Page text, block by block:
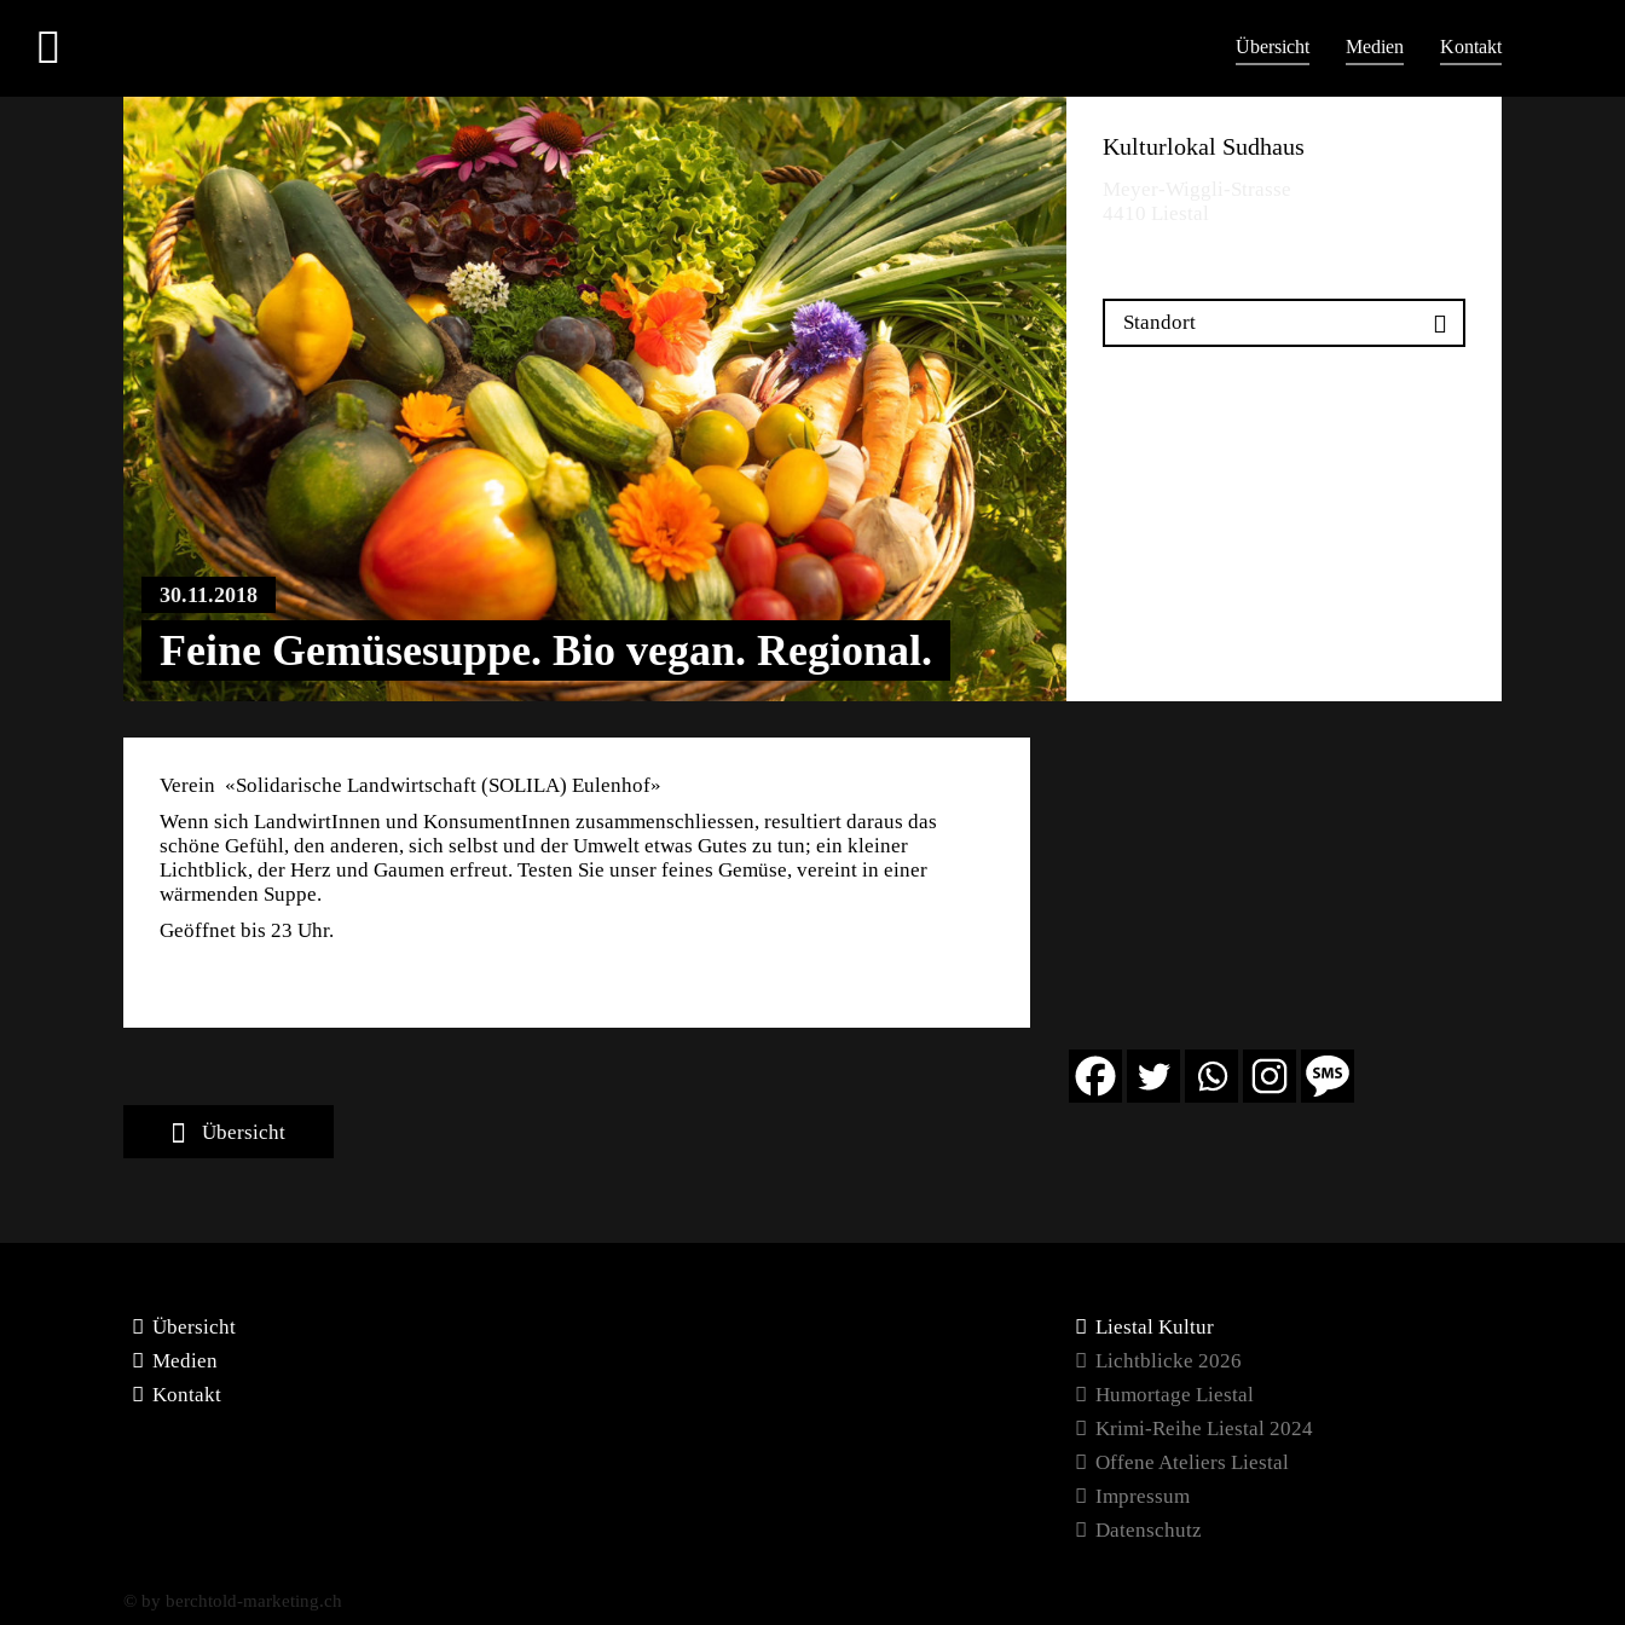
Übersicht
Medien
Kontakt
Übersicht Medien Kontakt
30.11.2018
Feine Gemüsesuppe. Bio vegan. Regional.
Verein «Solidarische Landwirtschaft (SOLILA) Eulenhof»
Wenn sich LandwirtInnen und KonsumentInnen zusammenschliessen, resultiert daraus das
schöne Gefühl, den anderen, sich selbst und der Umwelt etwas Gutes zu tun; ein kleiner
Lichtblick, der Herz und Gaumen erfreut. Testen Sie unser feines Gemüse, vereint in einer
wärmenden Suppe.
Geöffnet bis 23 Uhr.
Kulturlokal Sudhaus
Standort
Übersicht
Übersicht
Medien
Kontakt
Liestal Kultur
Lichtblicke 2026
Humortage Liestal
Krimi-Reihe Liestal 2024
Offene Ateliers Liestal
Impressum
Datenschutz
© by berchtold-marketing.ch